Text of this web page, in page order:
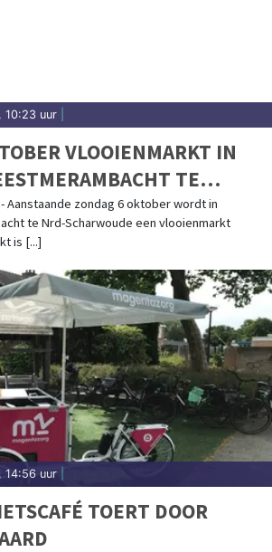
10:23 uur
VLOOIENMARKT IN
TE
- Aanstaande zondag 6 oktober wordt in
te Nrd-Scharwoude een vlooienmarkt
is [...]
14:56 uur
TOERT DOOR